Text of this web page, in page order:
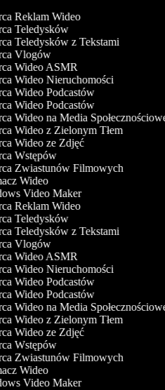
Reklam Wideo
Teledysków
Teledysków z Tekstami
Vlogów
Wideo ASMR
Wideo Nieruchomości
Wideo Podcastów
Wideo Podcastów
Wideo na Media Społecznościowe
Wideo z Zielonym Tłem
Wideo ze Zdjęć
Wstępów
Zwiastunów Filmowych
Wideo
Video Maker
Reklam Wideo
Teledysków
Teledysków z Tekstami
Vlogów
Wideo ASMR
Wideo Nieruchomości
Wideo Podcastów
Wideo Podcastów
Wideo na Media Społecznościowe
Wideo z Zielonym Tłem
Wideo ze Zdjęć
Wstępów
Zwiastunów Filmowych
Wideo
Video Maker